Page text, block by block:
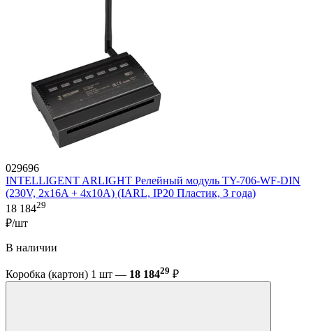
029696
INTELLIGENT ARLIGHT Релейный модуль TY-706-WF-DIN
(230V, 2х16A + 4х10А) (IARL, IP20 Пластик, 3 года)
18 18429
₽/шт
В наличии
Коробка (картон) 1 шт — 18 18429 ₽